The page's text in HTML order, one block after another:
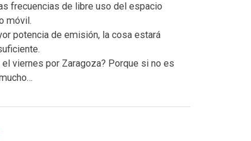
frecuencias de libre uso del espacio
móvil.
potencia de emisión, la cosa estará
viernes por Zaragoza? Porque si no es